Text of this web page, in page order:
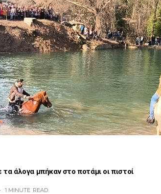
άλογα μπήκαν στο ποτάμι οι πιστοί
1 MINUTE READ